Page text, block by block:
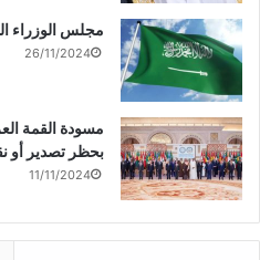
مجلس الوزراء
26/11/2024
مسودة القمة
بحظر تصدير أو
11/11/2024